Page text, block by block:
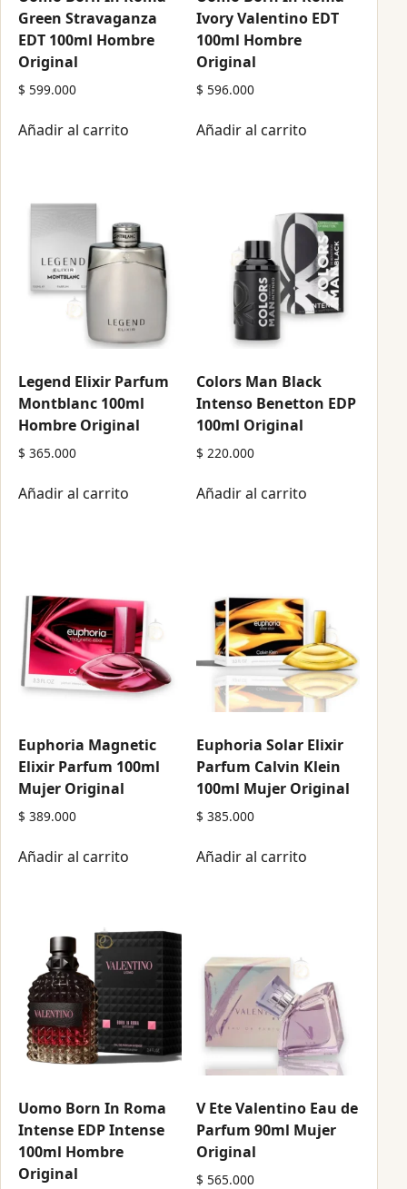
Green Stravaganza
EDT 100ml Hombre
Original
$ 599.000
Añadir al carrito
Ivory Valentino EDT
100ml Hombre
Original
$ 596.000
Añadir al carrito
Legend Elixir Parfum
Montblanc 100ml
Hombre Original
$ 365.000
Añadir al carrito
Colors Man Black
Intenso Benetton EDP
100ml Original
$ 220.000
Añadir al carrito
Euphoria Magnetic
Elixir Parfum 100ml
Mujer Original
$ 389.000
Añadir al carrito
Euphoria Solar Elixir
Parfum Calvin Klein
100ml Mujer Original
$ 385.000
Añadir al carrito
Uomo Born In Roma
Intense EDP Intense
100ml Hombre
Original
V Ete Valentino Eau de
Parfum 90ml Mujer
Original
$ 565.000